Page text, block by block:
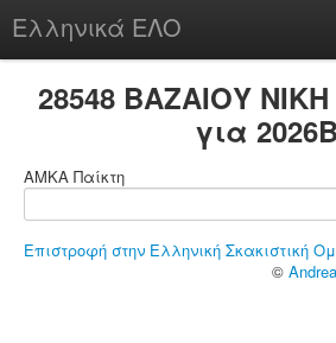
Ελληνικά ΕΛΟ
chesstu.be @ discord
28548 ΒΑΖΑΙΟΥ
για 2026B
ΑΜΚΑ Παίκτη
Επιστροφή στην Ελληνική Σκακιστική
©